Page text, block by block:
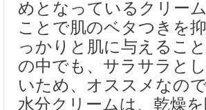
めとなっているクリー
ことで肌のベタつきを
っかりと肌に与えるこ
の中でも、サラサラと
いため、オススメなので
水分クリームは、乾燥